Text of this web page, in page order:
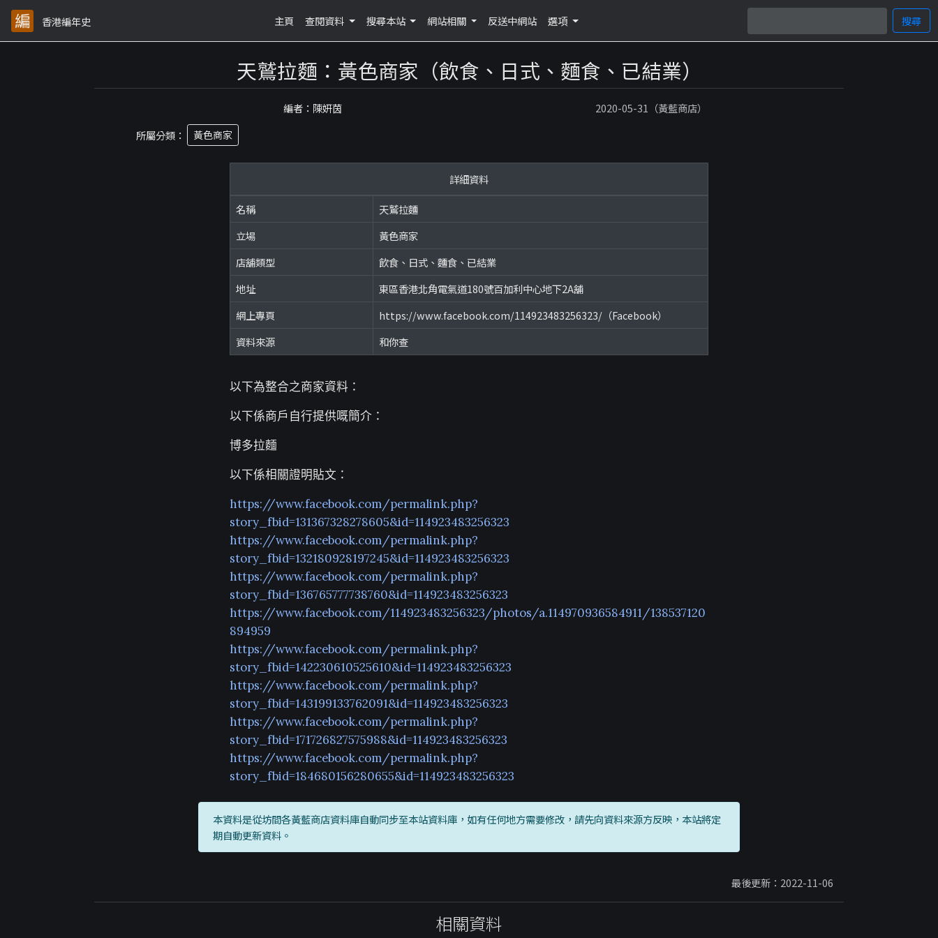
香港編年史 主頁 查閱資料 搜尋本站 網站相關 反送中網站 選項 搜尋
天鷲拉麵：黃色商家（飲食、日式、麵食、已結業）
編者：陳妍茵
2020-05-31（黃藍商店）
所屬分類：
黃色商家
詳細資料
名稱
天鷲拉麵
立場
黃色商家
店舖類型
飲食、日式、麵食、已結業
地址
東區香港北角電氣道180號百加利中心地下2A舖
網上專頁
https://www.facebook.com/114923483256323/（Facebook）
資料來源
和你查
以下為整合之商家資料：
以下係商戶自行提供嘅簡介：
博多拉麵
以下係相關證明貼文：
https://www.facebook.com/permalink.php?
story_fbid=131367328278605&id=114923483256323
https://www.facebook.com/permalink.php?
story_fbid=132180928197245&id=114923483256323
https://www.facebook.com/permalink.php?
story_fbid=136765777738760&id=114923483256323
https://www.facebook.com/114923483256323/photos/a.114970936584911/138537120
894959
https://www.facebook.com/permalink.php?
story_fbid=142230610525610&id=114923483256323
https://www.facebook.com/permalink.php?
story_fbid=143199133762091&id=114923483256323
https://www.facebook.com/permalink.php?
story_fbid=171726827575988&id=114923483256323
https://www.facebook.com/permalink.php?
story_fbid=184680156280655&id=114923483256323
本資料是從坊間各黃藍商店資料庫自動同步至本站資料庫，如有任何地方需要修改，請先向資料來源方反映，本站將定
期自動更新資料。
最後更新：2022-11-06
相關資料